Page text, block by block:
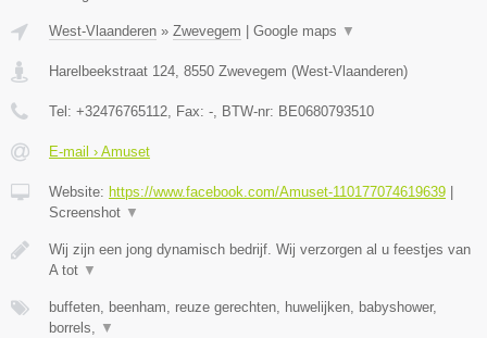
West-Vlaanderen » Zwevegem Google maps ▼
Harelbeekstraat 124, 8550 Zwevegem (West-Vlaanderen)
Tel: +32476765112, Fax: -, BTW-nr: BE0680793510
E-mail › Amuset
Website: https://www.facebook.com/Amuset-110177074619639
Screenshot ▼
Wij zijn een jong dynamisch bedrijf. Wij verzorgen al u feestjes van
A tot ▼
buffeten, beenham, reuze gerechten, huwelijken, babyshower,
borrels, ▼